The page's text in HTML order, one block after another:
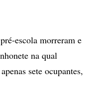
escola morreram e
na qual
sete ocupantes,